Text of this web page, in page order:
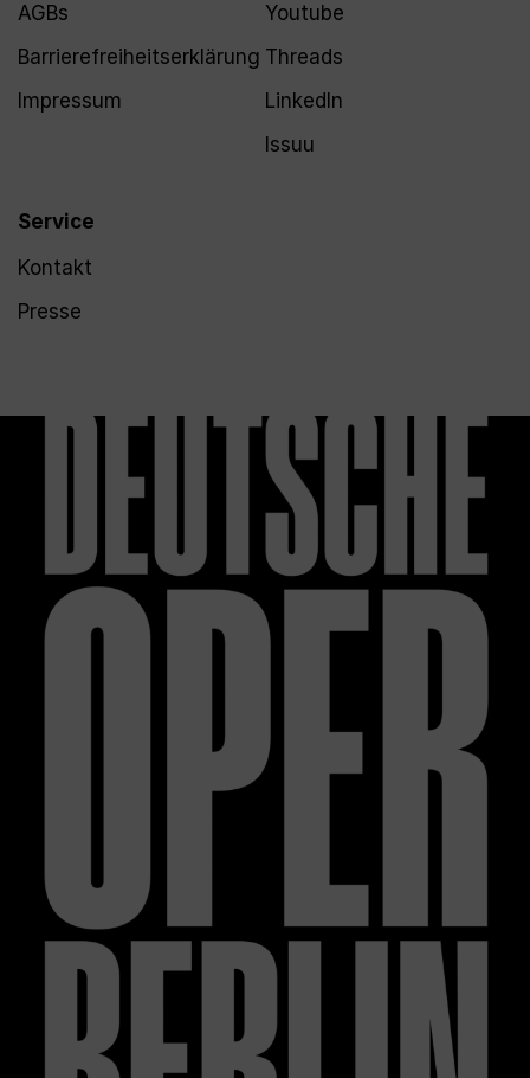
AGBs
Barrierefreiheitserklärung
Impressum
Service
Kontakt
Presse
Youtube
Threads
LinkedIn
Issuu